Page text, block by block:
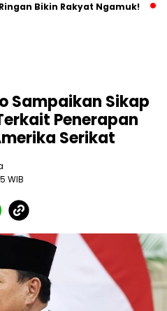
Bikin Rakyat Ngamuk!
Sampaikan Sikap
Penerapan
Serikat
WIB